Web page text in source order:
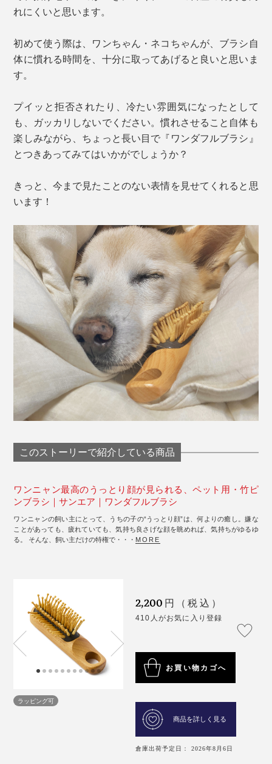
れにくいと思います。
初めて使う際は、ワンちゃん・ネコちゃんが、ブラシ自
体に慣れる時間を、十分に取ってあげると良いと思いま
す。
プイッと拒否されたり、冷たい雰囲気になったとして
も、ガッカリしないでください。慣れさせること自体も
楽しみながら、ちょっと長い目で『ワンダフルブラシ』
とつきあってみてはいかがでしょうか？
きっと、今まで見たことのない表情を見せてくれると思
います！
このストーリーで紹介している商品
ワンニャン最高のうっとり顔が見られる、ペット用・竹ピ
ンブラシ｜サンエア｜ワンダフルブラシ
ワンニャンの飼い主にとって、うちの子の“うっとり顔”は、何よりの癒し。嫌な
ことがあっても、疲れていても、気持ち良さげな顔を眺めれば、気持ちがゆるゆ
る。 そんな、飼い主だけの特権で・・・ MORE
ラッピング可
2,200 円（税込）
410人がお気に入り登録
お買い物カゴへ
商品を詳しく見る
倉庫出荷予定日： 2026年8月6日